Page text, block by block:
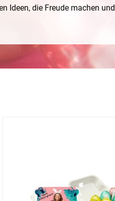
Ideen, die Freude machen und